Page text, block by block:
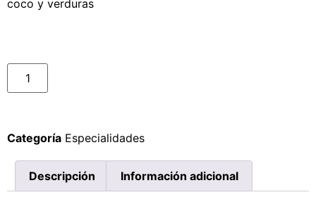
coco y verduras
Categoría Especialidades
Descripción Información adicional